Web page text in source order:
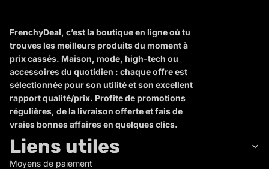
FrenchyDeal, c’est la boutique en ligne où tu
trouves les meilleurs produits du moment à
prix cassés. Maison, mode, high-tech ou
accessoires du quotidien : chaque offre est
sélectionnée pour son utilité et son excellent
rapport qualité/prix. Profite de promotions
régulières, de la livraison offerte et fais de
vraies bonnes affaires en quelques clics.
Liens utiles
Moyens de paiement